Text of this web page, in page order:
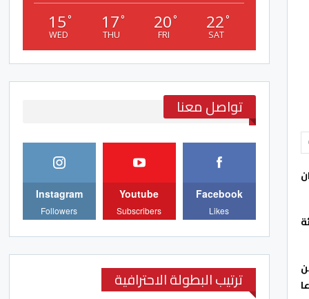
15 °
WED
17 °
THU
20 °
FRI
22 °
SAT
تواصل معنا
Facebook
Likes
Youtube
Subscribers
Instagram
Followers
ترتيب البطولة الاحترافية